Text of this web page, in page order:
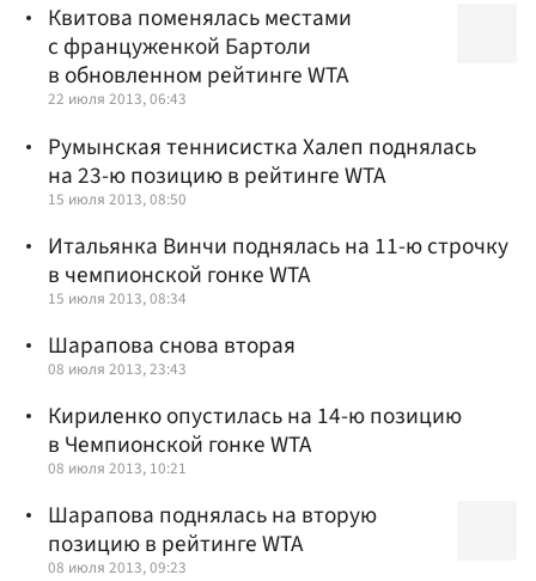
Квитова поменялась местами
с француженкой Бартоли
в обновленном рейтинге WTA
22 июля 2013, 06:43
Румынская теннисистка Халеп поднялась
на 23-ю позицию в рейтинге WTA
15 июля 2013, 08:50
Итальянка Винчи поднялась на 11-ю строчку
в чемпионской гонке WTA
15 июля 2013, 08:34
Шарапова снова вторая
08 июля 2013, 23:43
Кириленко опустилась на 14-ю позицию
в Чемпионской гонке WTA
08 июля 2013, 10:21
Шарапова поднялась на вторую
позицию в рейтинге WTA
08 июля 2013, 09:23